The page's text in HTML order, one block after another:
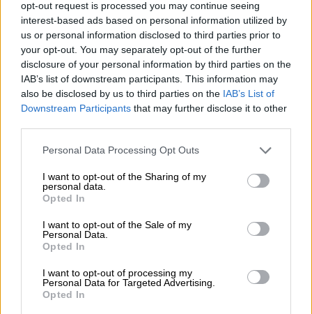
opt-out request is processed you may continue seeing
interest-based ads based on personal information utilized by
us or personal information disclosed to third parties prior to
your opt-out. You may separately opt-out of the further
disclosure of your personal information by third parties on the
IAB’s list of downstream participants. This information may
also be disclosed by us to third parties on the IAB’s List of
Downstream Participants that may further disclose it to other
Please note that this website/app uses one or more Google
not limited to your visit or usage behaviour. You may click to
grant or deny consent to Google and its third-party tags to
use your data for below specified purposes in below Google
consent section.
Personal Data Processing Opt Outs
I want to opt-out of the Sharing of my
personal data.
Opted In
I want to opt-out of the Sale of my
Personal Data.
Opted In
I want to opt-out of processing my
Personal Data for Targeted Advertising.
Opted In
που παίρνουν άδεια ειδικού σκοπού λόγω
νόσησης των παιδιών τους
Η άδεια ειδικού σκοπού θα χορηγείται σε
περίπτωση που ο γονιός δεν έχει
δυνατότητα για τηλεργασία